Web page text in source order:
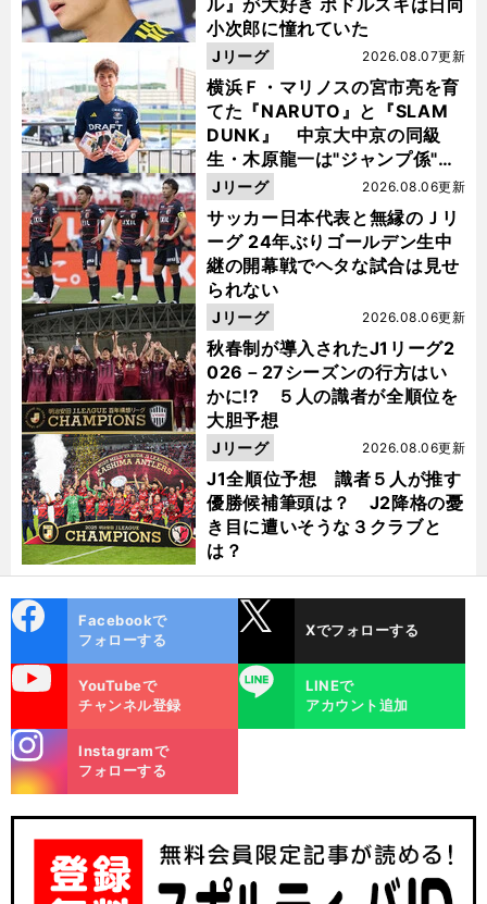
小次郎に憧れていた
横浜Ｆ・マリノスの宮市亮を育
てた『NARUTO』と『SLAM
DUNK』 中京大中京の同級
生・木原龍一は"ジャンプ係"だ
った
2026.08.07更新
Jリーグ
サッカー日本代表と無縁のＪリ
ーグ 24年ぶりゴールデン生中
継の開幕戦でヘタな試合は見せ
られない
2026.08.06更新
Jリーグ
秋春制が導入されたJ1リーグ2
026－27シーズンの行方はい
かに!? ５人の識者が全順位を
大胆予想
2026.08.06更新
Jリーグ
J1全順位予想 識者５人が推す
優勝候補筆頭は？ J2降格の憂
き目に遭いそうな３クラブと
は？
2026.08.06更新
Jリーグ
ok
Facebookで
フォローする
Xでフォローする
YouTubeで
チャンネル登録
LINE
LINEで
アカウント追加
m
Instagramで
フォローする